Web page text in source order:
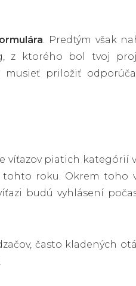
. Predtým však
z ktorého bol tvoj
priložiť
piatich kategórií
roku. Okrem toho
budú vyhlásení
často kladených
.